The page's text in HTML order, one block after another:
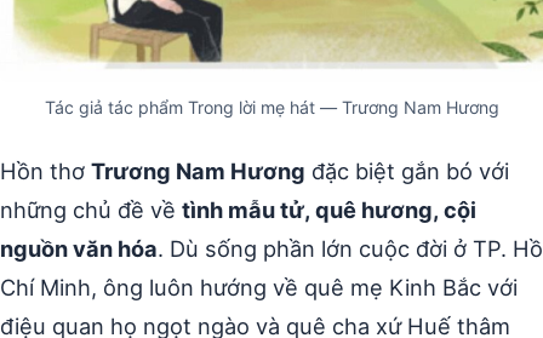
Tác giả tác phẩm Trong lời mẹ hát — Trương Nam Hương
Hồn thơ Trương Nam Hương đặc biệt gắn bó với
những chủ đề về tình mẫu tử, quê hương, cội
nguồn văn hóa. Dù sống phần lớn cuộc đời ở TP. Hồ
Chí Minh, ông luôn hướng về quê mẹ Kinh Bắc với
điệu quan họ ngọt ngào và quê cha xứ Huế thâm